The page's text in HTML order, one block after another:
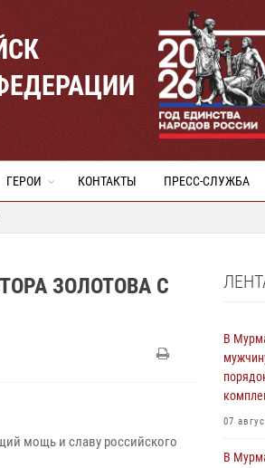
ГЕРОИ КОНТАКТЫ ПРЕСС-СЛУЖБА
ЗОЛОТОВА С
мощь и славу российского
В
07
В